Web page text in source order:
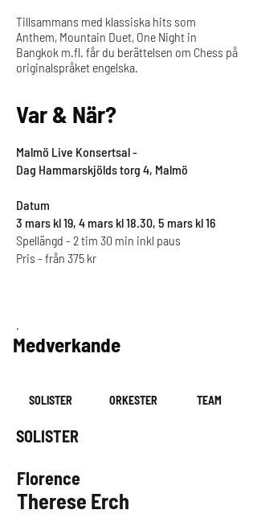
Tillsammans med klassiska hits som
Anthem, Mountain Duet, One Night in
Bangkok m.fl. får du berättelsen om Chess på
originalspråket engelska.
Var & När?
Malmö Live Konsertsal -
Dag Hammarskjölds torg 4, Malmö
Datum
3 mars kl 19, 4 mars kl 18.30, 5 mars kl 16
Spellängd - 2 tim 30 min inkl paus
Pris - från 375 kr
.
Medverkande
SOLISTER ORKESTER TEAM
SOLISTER
Florence
Therese Erch